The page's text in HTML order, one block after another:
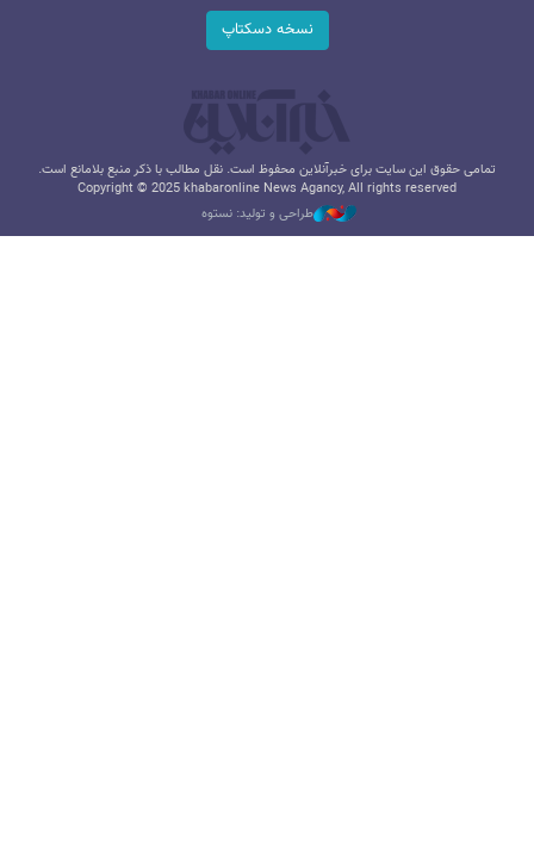
نسخه دسکتاپ
تمامی حقوق این سایت برای خبرآنلاین محفوظ است. نقل مطالب با ذکر منبع بلامانع است.
Copyright © 2025 khabaronline News Agancy, All rights reserved
طراحی و تولید: نستوه